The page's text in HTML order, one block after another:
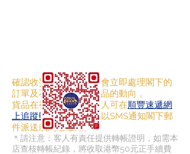
確認收妥貨款後，我們會立即處理閣下的
訂單及不時向你更新產品的動向，
貨品在香港寄出後，客人可在順豐速遞網
上追蹤郵件去向，及會以SMS通知閣下郵
件派送或到達通知。
＊請注意：客人有責任提供轉帳證明，如需本
店查核轉帳紀錄，將收取港幣50元正手續費